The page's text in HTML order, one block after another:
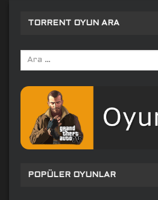
TORRENT OYUN ARA
Arama
yap:
POPÜLER OYUNLAR